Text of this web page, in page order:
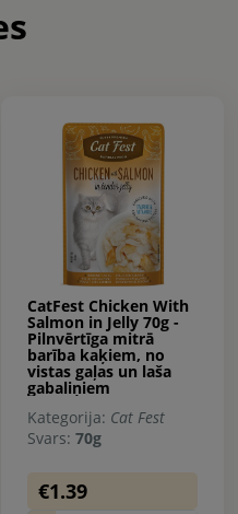
CatFest Chicken With
Salmon in Jelly 70g -
Pilnvērtīga mitrā
barība kaķiem, no
vistas gaļas un laša
gabaliņiem
Kategorija: Cat Fest
Svars: 70g
€1.39